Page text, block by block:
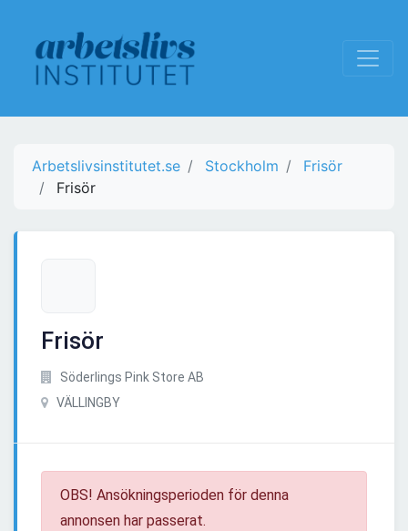
Arbetslivsinstitutet.se Stockholm
Frisör
Frisör
Frisör
Söderlings Pink Store AB
VÄLLINGBY
OBS! Ansökningsperioden för denna
annonsen har passerat.